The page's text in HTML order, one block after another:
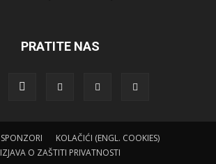
PRATITE NAS
SPONZORI
KOLAČIĆI (ENGL. COOKIES)
IZJAVA O ZAŠTITI PRIVATNOSTI